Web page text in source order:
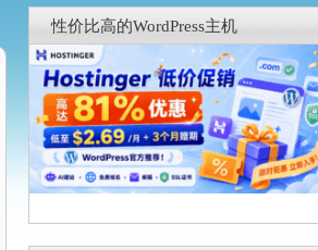
性价比高的WordPress主机